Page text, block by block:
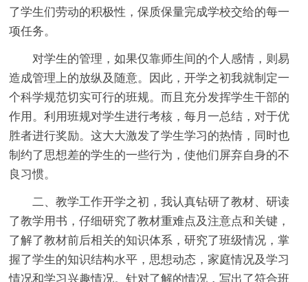
了学生们劳动的积极性，保质保量完成学校交给的每一
项任务。
对学生的管理，如果仅靠师生间的个人感情，则易
造成管理上的放纵及随意。因此，开学之初我就制定一
个科学规范切实可行的班规。而且充分发挥学生干部的
作用。利用班规对学生进行考核，每月一总结，对于优
胜者进行奖励。这大大激发了学生学习的热情，同时也
制约了思想差的学生的一些行为，使他们屏弃自身的不
良习惯。
二、教学工作开学之初，我认真钻研了教材、研读
了教学用书，仔细研究了教材重难点及注意点和关键，
了解了教材前后相关的知识体系，研究了班级情况，掌
握了学生的知识结构水平，思想动态，家庭情况及学习
情况和学习兴趣情况。针对了解的情况，写出了符合班